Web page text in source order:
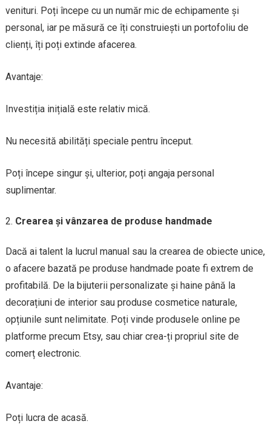
venituri. Poți începe cu un număr mic de echipamente și
personal, iar pe măsură ce îți construiești un portofoliu de
clienți, îți poți extinde afacerea.
Avantaje:
Investiția inițială este relativ mică.
Nu necesită abilități speciale pentru început.
Poți începe singur și, ulterior, poți angaja personal
suplimentar.
Crearea și vânzarea de produse handmade
Dacă ai talent la lucrul manual sau la crearea de obiecte unice,
o afacere bazată pe produse handmade poate fi extrem de
profitabilă. De la bijuterii personalizate și haine până la
decorațiuni de interior sau produse cosmetice naturale,
opțiunile sunt nelimitate. Poți vinde produsele online pe
platforme precum Etsy, sau chiar crea-ți propriul site de
comerț electronic.
Avantaje:
Poți lucra de acasă.